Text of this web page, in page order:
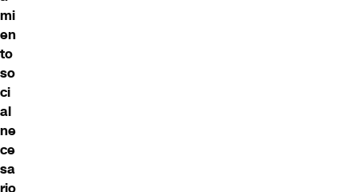
mi
en
to
so
ci
al
ne
ce
sa